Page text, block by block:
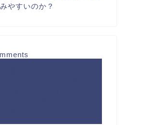
やすいのか？